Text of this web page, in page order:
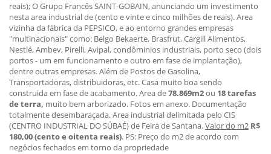
reais); O Grupo Francês SAINT-GOBAIN, anunciando um investimento
nesta area industrial de (cento e vinte e cinco milhões de reais). Area
vizinha da fábrica da PEPSICO, e ao entorno grandes empresas
"multinacionais" como: Belgo Bekaerte, Brasfrut, Cargill Alimentos,
Nestlé, Ambev, Pirelli, Avipal, condôminios industriais, porto seco (dois
portos - um em funcionamento e outro em fase de implantação),
dentre outras empresas. Além de Postos de Gasolina,
Transportadoras, distribuidoras, etc. Casa muito boa sendo
construida em fase de acabamento. Area de78.869m2ou 18 tarefas
de terra, muito bem arborizado. Fotos em anexo. Documentação
totalmente desembaraçada. Area industrial delimitada pelo CIS
(CENTRO INDUSTRIAL DO SÚBAÉ) de Feira de Santana.Valor do m2 R$
180,00 (cento e oitenta reais). PS: Preço do m2 de acordo com
negócios fechados em torno da propriedade